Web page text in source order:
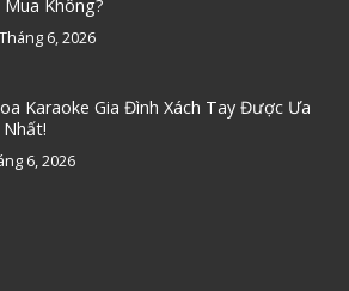
Không?
6, 2026
Karaoke Gia Đình Xách Tay Được Ưa
6, 2026